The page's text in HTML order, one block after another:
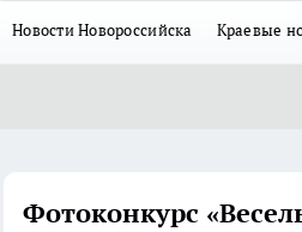
Новости Новороссийска Краевые
Фотоконкурс